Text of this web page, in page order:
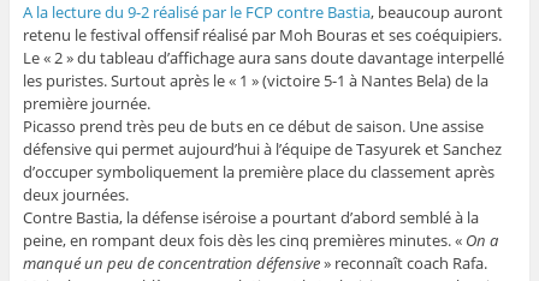
A la lecture du 9-2 réalisé par le FCP contre Bastia, beaucoup auront
retenu le festival offensif réalisé par Moh Bouras et ses coéquipiers.
Le « 2 » du tableau d’affichage aura sans doute davantage interpellé
les puristes. Surtout après le « 1 » (victoire 5-1 à Nantes Bela) de la
première journée.
Picasso prend très peu de buts en ce début de saison. Une assise
défensive qui permet aujourd’hui à l’équipe de Tasyurek et Sanchez
d’occuper symboliquement la première place du classement après
deux journées.
Contre Bastia, la défense iséroise a pourtant d’abord semblé à la
peine, en rompant deux fois dès les cinq premières minutes. « On a
manqué un peu de concentration défensive» reconnaît coach Rafa.